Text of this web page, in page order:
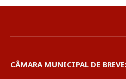
CÂMARA MUNICIPAL DE